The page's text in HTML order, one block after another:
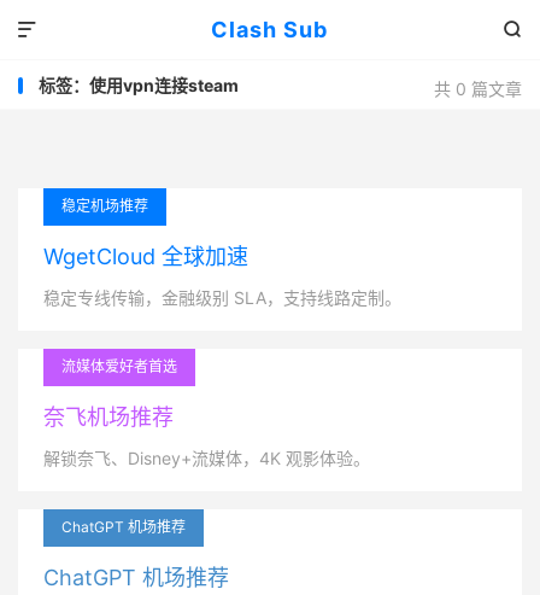
Clash Sub 

共 0 篇文章
标签：使用vpn连接steam
稳定机场推荐
WgetCloud 全球加速
稳定专线传输，金融级别 SLA，支持线路定制。
流媒体爱好者首选
奈飞机场推荐
解锁奈飞、Disney+流媒体，4K 观影体验。
ChatGPT 机场推荐
ChatGPT 机场推荐